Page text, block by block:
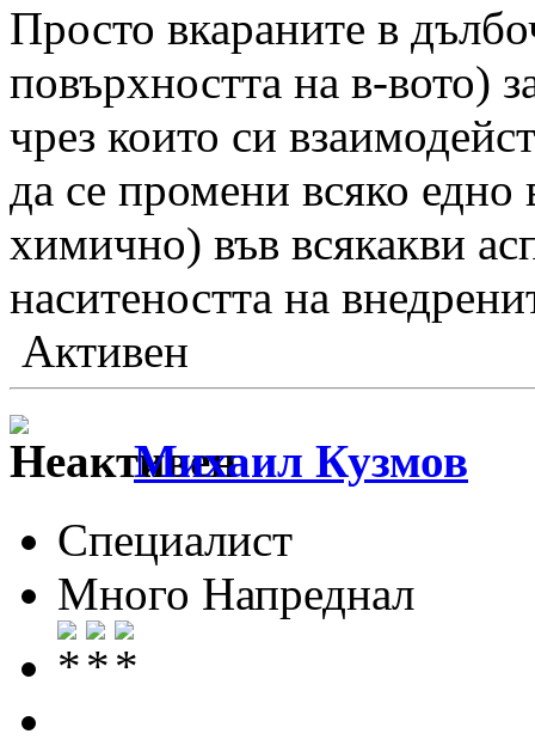
Просто вкараните в
повърхността на в-вото)
чрез които си
да се промени всяко
химично) във всякакви
наситеността на
Активен
Михаил Кузмов
Специалист
Много Напреднал